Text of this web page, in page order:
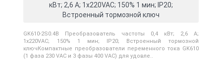
кВт; 2,6 А; 1x220VAC; 150% 1 мин; IP20;
Встроенный тормозной ключ
GK610-2S0.4B Преобразователь частоты 0,4 кВт; 2,6 А;
1x220VAC; 150% 1 мин; IP20; Встроенный тормозной
ключКомпактные преобразователи переменного тока GK610
(1 фаза 230 VAC и 3 фазы 400 VAC) для удовле..